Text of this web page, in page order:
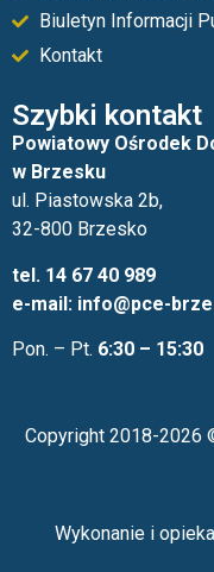
Biuletyn Informacji
Kontakt
Szybki kontakt
Powiatowy Ośrodek
w Brzesku
ul. Piastowska 2b,
32-800 Brzesko
tel. 14 67 40 989
e-mail: info@pce-
Pon. – Pt. 6:30 – 15:30
Copyright 2018-2026
Wykonanie i